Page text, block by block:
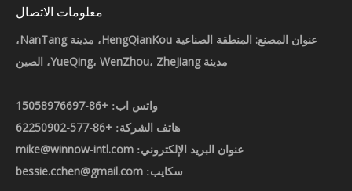
معلومات الاتصال
عنوان المصنع: المنطقة الصناعية HengQianKou، مدينة NanTang،
مدينة YueQing، WenZhou، ZheJiang، الصين
واتس اب: +86-15058976697
هاتف الشركة: +86-577-62250902
عنوان البريد الإلكتروني: mike@winnow-intl.com
سكايب: bessie.cchen@gmail.com